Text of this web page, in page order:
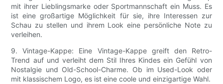
mit ihrer Lieblingsmarke oder Sportmannschaft ein Muss. Es
ist eine großartige Möglichkeit für sie, ihre Interessen zur
Schau zu stellen und ihrem Look eine persönliche Note zu
verleihen.
9. Vintage-Kappe: Eine Vintage-Kappe greift den Retro-
Trend auf und verleiht dem Stil Ihres Kindes ein Gefühl von
Nostalgie und Old-School-Charme. Ob im Used-Look oder
mit klassischem Logo, es ist eine coole und einzigartige Wahl.